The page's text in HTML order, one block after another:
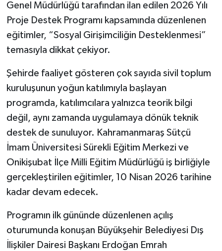
Genel Müdürlüğü tarafından ilan edilen 2026 Yılı
Proje Destek Programı kapsamında düzenlenen
eğitimler, “Sosyal Girişimciliğin Desteklenmesi”
temasıyla dikkat çekiyor.
Şehirde faaliyet gösteren çok sayıda sivil toplum
kuruluşunun yoğun katılımıyla başlayan
programda, katılımcılara yalnızca teorik bilgi
değil, aynı zamanda uygulamaya dönük teknik
destek de sunuluyor. Kahramanmaraş Sütçü
İmam Üniversitesi Sürekli Eğitim Merkezi ve
Onikişubat İlçe Milli Eğitim Müdürlüğü iş birliğiyle
gerçekleştirilen eğitimler, 10 Nisan 2026 tarihine
kadar devam edecek.
Programın ilk gününde düzenlenen açılış
oturumunda konuşan Büyükşehir Belediyesi Dış
İlişkiler Dairesi Başkanı Erdoğan Emrah